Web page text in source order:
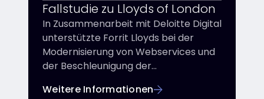
Fallstudie zu Lloyds of London
In Zusammenarbeit mit Deloitte Digital
unterstützte Forrit Lloyds bei der
Modernisierung von Webservices und
der Beschleunigung der
Weitere Informationen